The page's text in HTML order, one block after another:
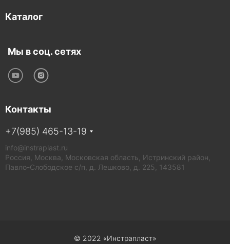
Каталог
Мы в соц. сетях
Контакты
+7(985) 465-13-19
info@instraplast.ru
Россия, Москва, Московская область, Истринский район,
Павло-Слободское с/п, д. Лешково, д. 225, 143581
© 2022 «Инстрапласт»